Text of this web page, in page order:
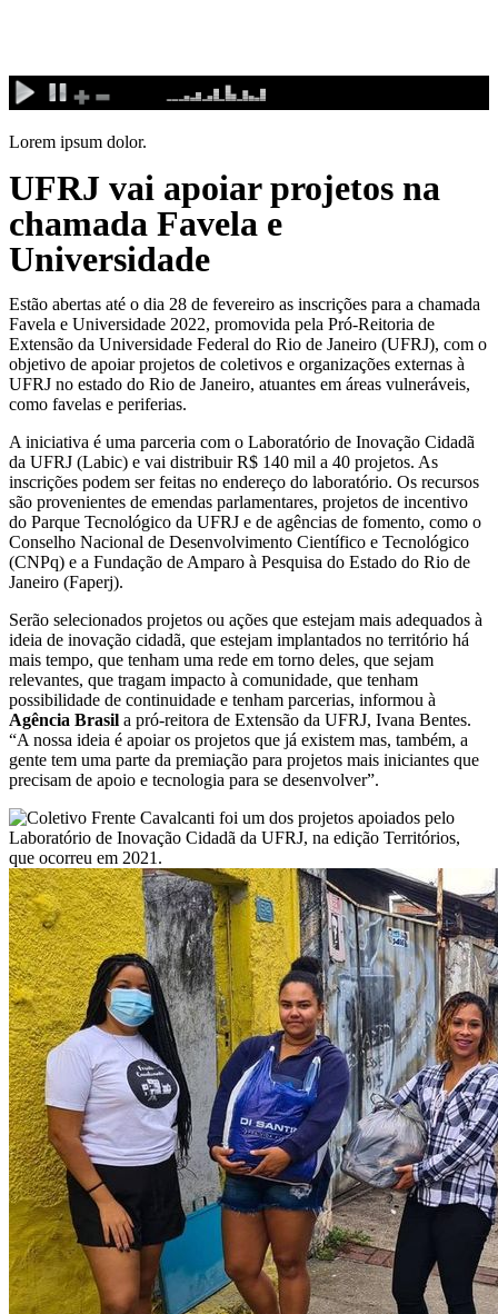
conteúdo
Lorem ipsum dolor.
UFRJ vai apoiar projetos na
chamada Favela e
Universidade
Estão abertas até o dia 28 de fevereiro as inscrições para a chamada
Favela e Universidade 2022, promovida pela Pró-Reitoria de
Extensão da Universidade Federal do Rio de Janeiro (UFRJ), com o
objetivo de apoiar projetos de coletivos e organizações externas à
UFRJ no estado do Rio de Janeiro, atuantes em áreas vulneráveis,
como favelas e periferias.
A iniciativa é uma parceria com o Laboratório de Inovação Cidadã
da UFRJ (Labic) e vai distribuir R$ 140 mil a 40 projetos. As
inscrições podem ser feitas no endereço do laboratório. Os recursos
são provenientes de emendas parlamentares, projetos de incentivo
do Parque Tecnológico da UFRJ e de agências de fomento, como o
Conselho Nacional de Desenvolvimento Científico e Tecnológico
(CNPq) e a Fundação de Amparo à Pesquisa do Estado do Rio de
Janeiro (Faperj).
Serão selecionados projetos ou ações que estejam mais adequados à
ideia de inovação cidadã, que estejam implantados no território há
mais tempo, que tenham uma rede em torno deles, que sejam
relevantes, que tragam impacto à comunidade, que tenham
possibilidade de continuidade e tenham parcerias, informou à
Agência Brasil a pró-reitora de Extensão da UFRJ, Ivana Bentes.
“A nossa ideia é apoiar os projetos que já existem mas, também, a
gente tem uma parte da premiação para projetos mais iniciantes que
precisam de apoio e tecnologia para se desenvolver”.